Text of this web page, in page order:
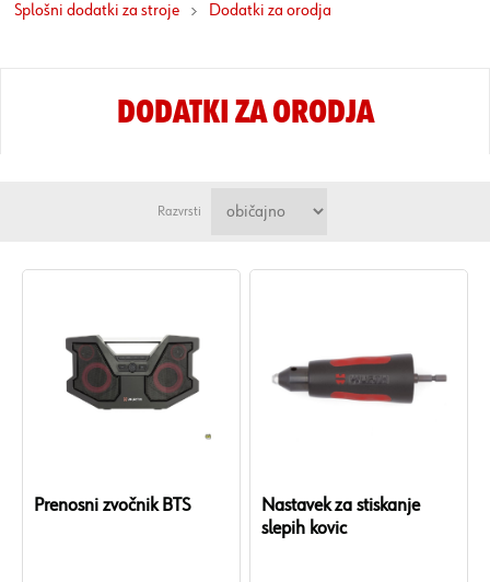
Splošni dodatki za stroje
dodatki za orodja
DODATKI ZA ORODJA
Razvrsti
Prenosni zvočnik BTS
Nastavek za stiskanje
slepih kovic